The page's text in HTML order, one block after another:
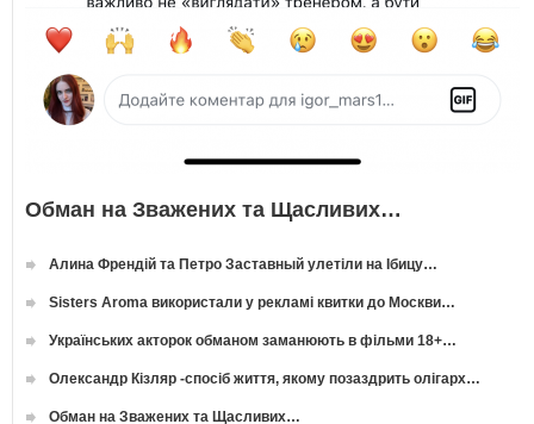
Обман на Зважених та Щасливих…
Алина Френдій та Петро Заставный улетіли на Ібицу…
Sisters Aroma використали у рекламі квитки до Москви…
Українських акторок обманом заманюють в фільми 18+…
Олександр Кізляр -спосіб життя, якому позаздрить олігарх…
Обман на Зважених та Щасливих…